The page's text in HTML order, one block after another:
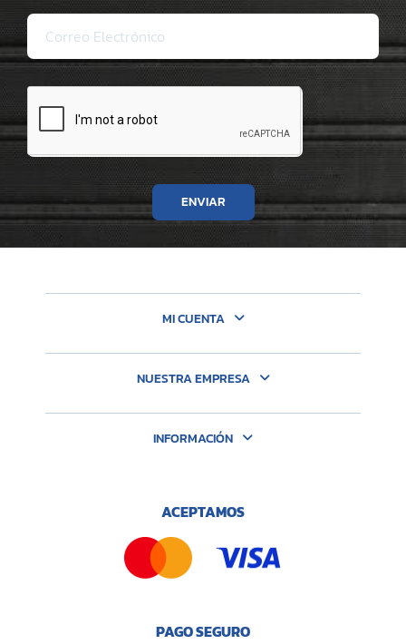
ENVIAR
MI CUENTA
NUESTRA EMPRESA
INFORMACIÓN
ACEPTAMOS
PAGO SEGURO